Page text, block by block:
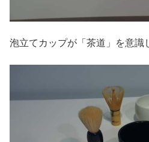
泡立てカップが「茶道」を意識